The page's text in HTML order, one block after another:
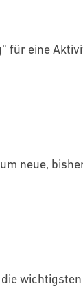
für eine
neue,